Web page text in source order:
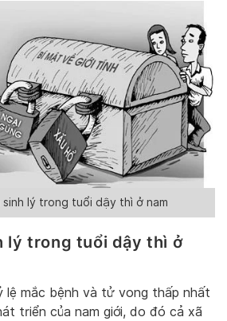
sinh lý trong tuổi dậy thì ở nam
lý trong tuổi dậy thì ở
mắc bệnh và tử vong thấp nhất
triển của nam giới, do đó cả xã